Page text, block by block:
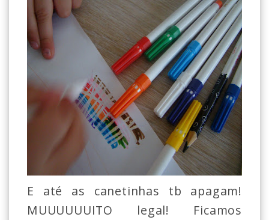
E até as canetinhas tb apagam!
MUUUUUUITO legal! Ficamos